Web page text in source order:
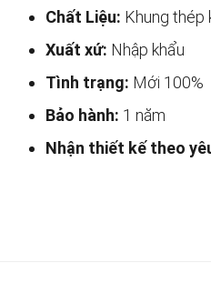
Chất Liệu: Khung thép
Xuất xứ: Nhập khẩu
Tình trạng: Mới 100%
Bảo hành: 1 năm
Nhận thiết kế theo